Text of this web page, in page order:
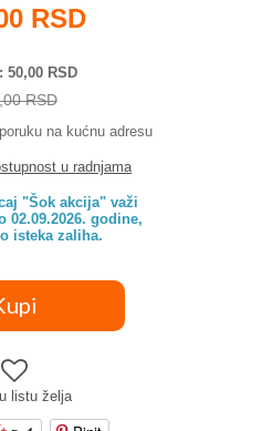
RSD
50,00 RSD
RSD
na kućnu adresu
u radnjama
"Šok akcija" važi
02.09.2026. godine,
isteka zaliha.
listu želja